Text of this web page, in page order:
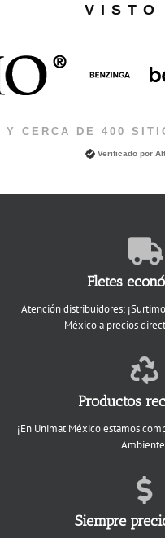
VISTO
Y CERCA DE 400
Verificado por
Fletes
Atención distribuidores:
México a precios
Productos
¡En Unimat México estamos
Siempre